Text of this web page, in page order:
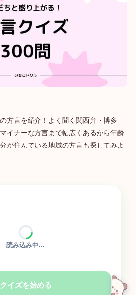
方言を紹介！よく聞く関西弁・博多
イナーな方言まで幅広くあるから年齢
が住んでいる地域の方言も探してみよ
読み込み中…
クイズを始める